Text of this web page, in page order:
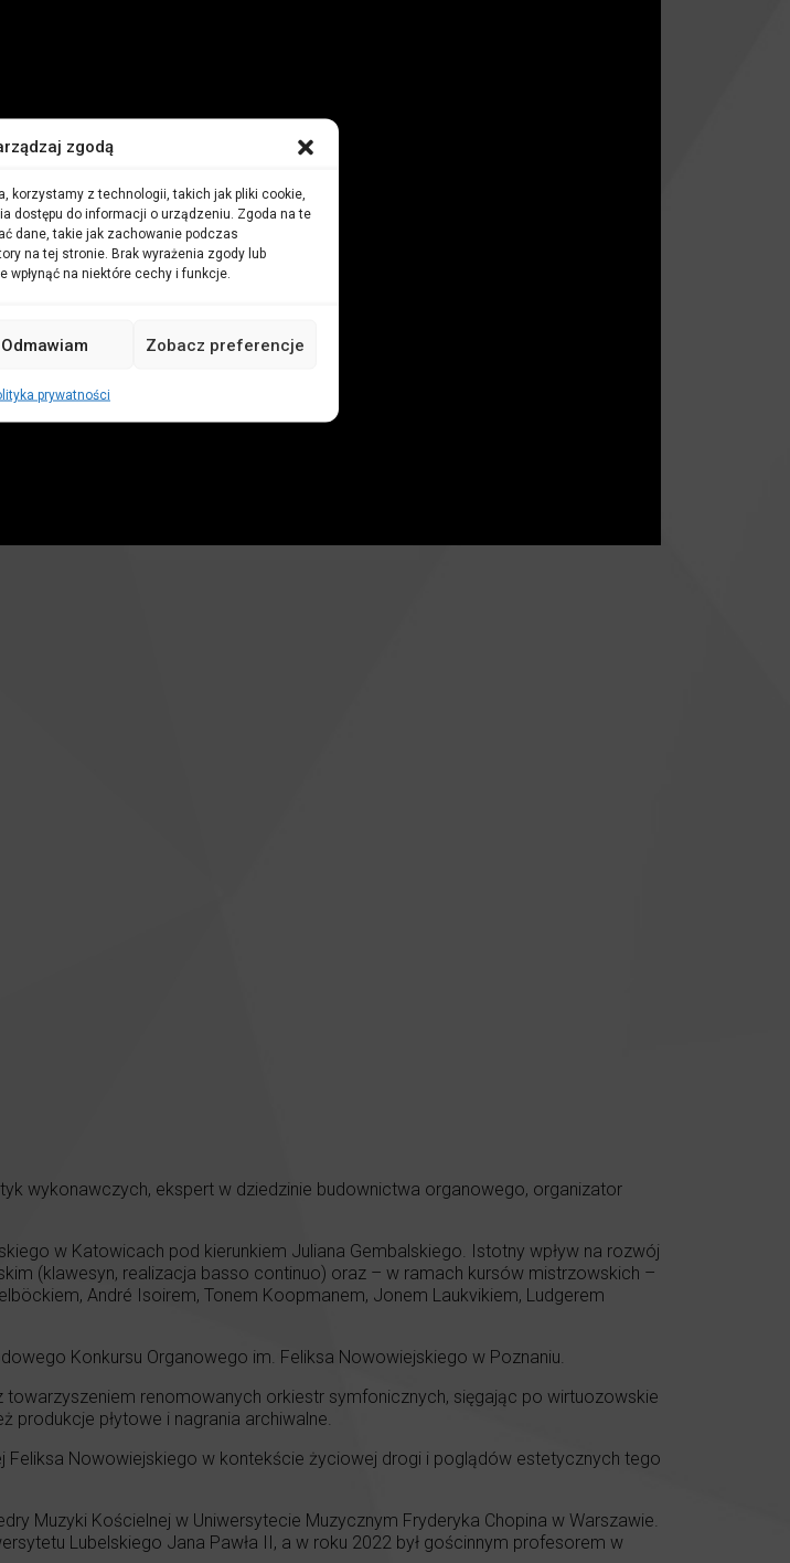
zgodą
korzystamy z technologii, takich jak pliki cookie,
dostępu do informacji o urządzeniu. Zgoda na te
dane, takie jak zachowanie podczas
na tej stronie. Brak wyrażenia zgody lub
na niektóre cechy i funkcje.
Odmawiam Zobacz preferencje
prywatności
wykonawczych, ekspert w dziedzinie budownictwa organowego, organizator
w Katowicach pod kierunkiem Juliana Gembalskiego. Istotny wpływ na rozwój
(klawesyn, realizacja basso continuo) oraz – w ramach kursów mistrzowskich –
André Isoirem, Tonem Koopmanem, Jonem Laukvikiem, Ludgerem
Konkursu Organowego im. Feliksa Nowowiejskiego w Poznaniu.
renomowanych orkiestr symfonicznych, sięgając po wirtuozowskie
produkcje płytowe i nagrania archiwalne.
Nowowiejskiego w kontekście życiowej drogi i poglądów estetycznych tego
Muzyki Kościelnej w Uniwersytecie Muzycznym Fryderyka Chopina w Warszawie.
Lubelskiego Jana Pawła II, a w roku 2022 był gościnnym profesorem w